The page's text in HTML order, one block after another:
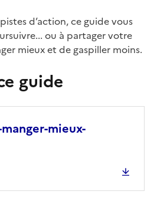
d’action, ce guide vous
ou à partager votre
mieux et de gaspiller moins.
guide
mieux-